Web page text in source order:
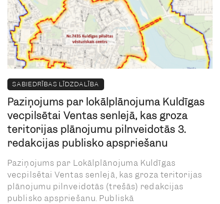
SABIEDRĪBAS LĪDZDALĪBA
Paziņojums par lokālplānojuma Kuldīgas
vecpilsētai Ventas senlejā, kas groza
teritorijas plānojumu pilnveidotās 3.
redakcijas publisko apspriešanu
Paziņojums par Lokālplānojuma Kuldīgas
vecpilsētai Ventas senlejā, kas groza teritorijas
plānojumu pilnveidotās (trešās) redakcijas
publisko apspriešanu. Publiskā